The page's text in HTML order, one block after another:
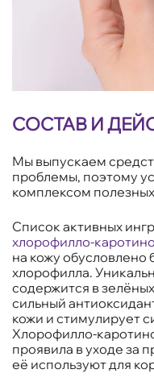
СОСТАВ И
Мы выпускаем
проблемы, поэтому
комплексом
Список активных
хлорофилло-
на кожу
хлорофилла.
содержится в
сильный
кожи и стимулирует
Хлорофилло-
проявила в уходе за
её используют для